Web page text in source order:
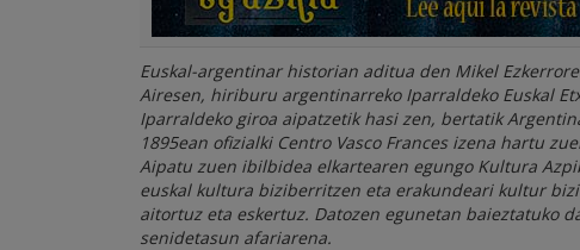
Euskal-argentinar historian aditua den Mikel
Airesen, hiriburu argentinarreko Iparraldeko Euskal
Iparraldeko giroa aipatzetik hasi zen, bertatik
1895ean ofizialki Centro Vasco Frances izena hartu
Aipatu zuen ibilbidea elkartearen egungo Kultura
euskal kultura biziberritzen eta erakundeari kultur
aitortuz eta eskertuz. Datozen egunetan baieztatuko
senidetasun afariarena.